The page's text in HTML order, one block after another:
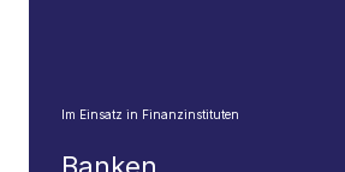
Im Einsatz in Finanzinstituten